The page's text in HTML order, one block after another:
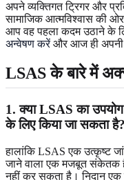
अपने व्यक्तिगत ट्रिगर और
सामाजिक आत्मविश्वास की
आप वह पहला कदम उठाने के
अन्वेषण करेंऔर आज ही अपनी
LSAS के बारे में
1. क्या LSAS का उपयोग
के लिए किया जा सकता है?
हालांकि LSAS एक उत्कृष्ट
जाने वाला एक मजबूत संकेतक
नहीं कर सकता है। निदान एक